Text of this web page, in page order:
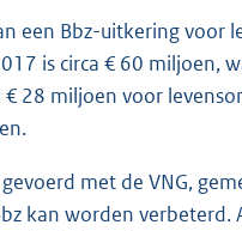
een Bbz-uitkering voor
is circa € 60 miljoen,
28 miljoen voor
met de VNG,
kan worden verbeterd.